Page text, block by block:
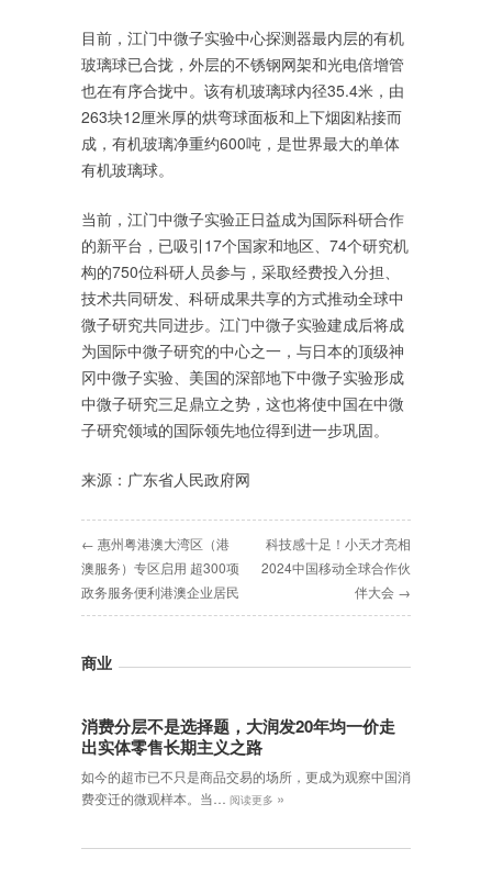
目前，江门中微子实验中心探测器最内层的有机
玻璃球已合拢，外层的不锈钢网架和光电倍增管
也在有序合拢中。该有机玻璃球内径35.4米，由
263块12厘米厚的烘弯球面板和上下烟囱粘接而
成，有机玻璃净重约600吨，是世界最大的单体
有机玻璃球。
当前，江门中微子实验正日益成为国际科研合作
的新平台，已吸引17个国家和地区、74个研究机
构的750位科研人员参与，采取经费投入分担、
技术共同研发、科研成果共享的方式推动全球中
微子研究共同进步。江门中微子实验建成后将成
为国际中微子研究的中心之一，与日本的顶级神
冈中微子实验、美国的深部地下中微子实验形成
中微子研究三足鼎立之势，这也将使中国在中微
子研究领域的国际领先地位得到进一步巩固。
来源：广东省人民政府网
← 惠州粤港澳大湾区（港
澳服务）专区启用 超300项
政务服务便利港澳企业居民
科技感十足！小天才亮相
2024中国移动全球合作伙
伴大会 →
商业
消费分层不是选择题，大润发20年均一价走
出实体零售长期主义之路
如今的超市已不只是商品交易的场所，更成为观察中国消
费变迁的微观样本。当…
阅读更多 »